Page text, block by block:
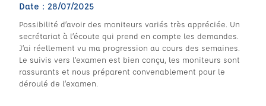
Date : 28/07/2025
Possibilité d’avoir des moniteurs variés très appréciée. Un
secrétariat à l’écoute qui prend en compte les demandes.
J’ai réellement vu ma progression au cours des semaines.
Le suivis vers l’examen est bien conçu, les moniteurs sont
rassurants et nous préparent convenablement pour le
déroulé de l’examen.